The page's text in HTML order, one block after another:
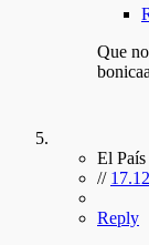
Que
El País
//
Reply